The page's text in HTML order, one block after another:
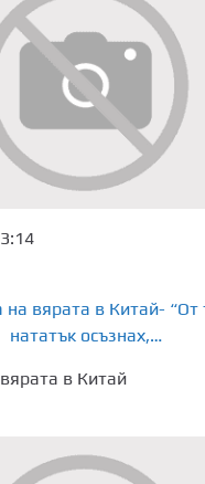
в Китай